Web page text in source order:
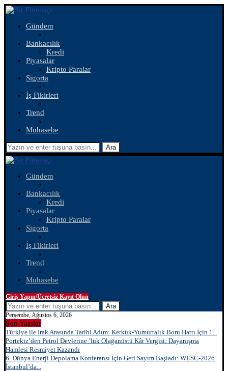
Gündem
Bankacılık
Kredi
Piyasalar
Kripto Paralar
Sigorta
İş Fikirleri
Trend
Muhasebe
Ara
Gündem
Bankacılık
Kredi
Piyasalar
Kripto Paralar
Sigorta
İş Fikirleri
Trend
Muhasebe
Giriş Yapın/Ücretsiz Kayıt Olun
Ara
Perşembe, Ağustos 6, 2026
Son Yazılar
Türkiye ile Irak Arasında Tarihi Adım: Kerkük-Yumurtalık Boru Hattı İçin 1...
Portekiz’den Petrol Devlerine ’lük Olağanüstü Kâr Vergisi: Dayanışma
Hamlesi Resmiyet Kazandı
6. Dünya Enerji Depolama Konferansı İçin Geri Sayım Başladı: WESC-2026
İstanbul’da...